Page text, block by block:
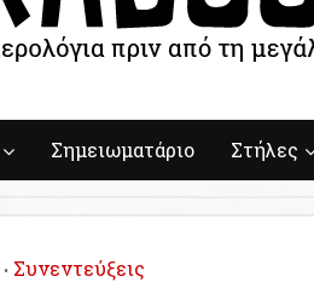
Σημειωματάριο Στήλες
• Συνεντεύξεις